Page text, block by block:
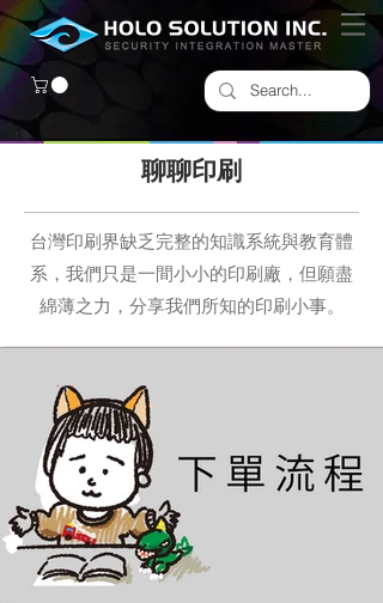
​聊聊印刷
台灣印刷界缺乏完整的知識系統與教育體
系，我們只是一間小小的印刷廠，但願盡
綿薄之力，分享我們所知的印刷小事。